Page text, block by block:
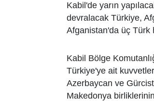
Kabil'de yarın
devralacak Türkiye,
Afganistan'da üç Türk
Kabil Bölge
Türkiye'ye ait
Azerbaycan ve
Makedonya